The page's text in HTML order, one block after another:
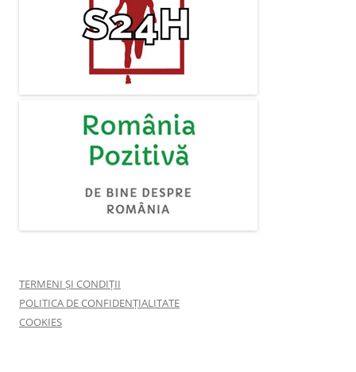
TERMENI ȘI CONDIȚII
POLITICA DE CONFIDENȚIALITATE
COOKIES